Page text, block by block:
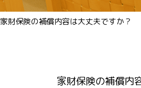
家財保険の補償内容は大丈夫ですか？
家財保険の補償内